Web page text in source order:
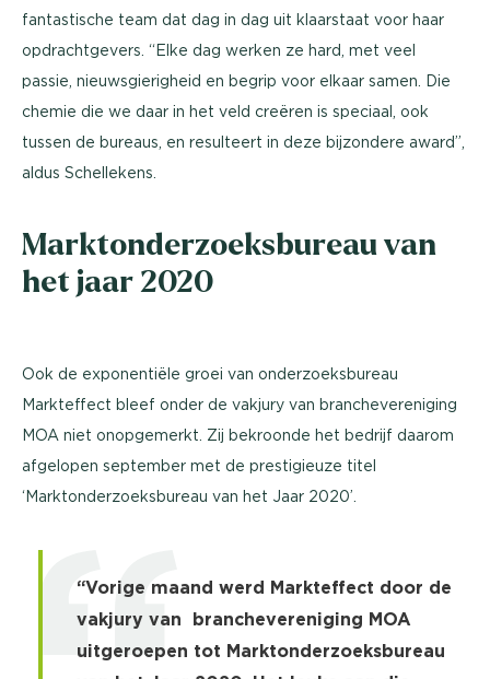
fantastische team dat dag in dag uit klaarstaat voor haar
opdrachtgevers. “Elke dag werken ze hard, met veel
passie, nieuwsgierigheid en begrip voor elkaar samen. Die
chemie die we daar in het veld creëren is speciaal, ook
tussen de bureaus, en resulteert in deze bijzondere award”,
aldus Schellekens.
Marktonderzoeksbureau van
het jaar 2020
Ook de exponentiële groei van onderzoeksbureau
Markteffect bleef onder de vakjury van branchevereniging
MOA niet onopgemerkt. Zij bekroonde het bedrijf daarom
afgelopen september met de prestigieuze titel
‘Marktonderzoeksbureau van het Jaar 2020’.
“Vorige maand werd Markteffect door de
vakjury van branchevereniging MOA
uitgeroepen tot Marktonderzoeksbureau